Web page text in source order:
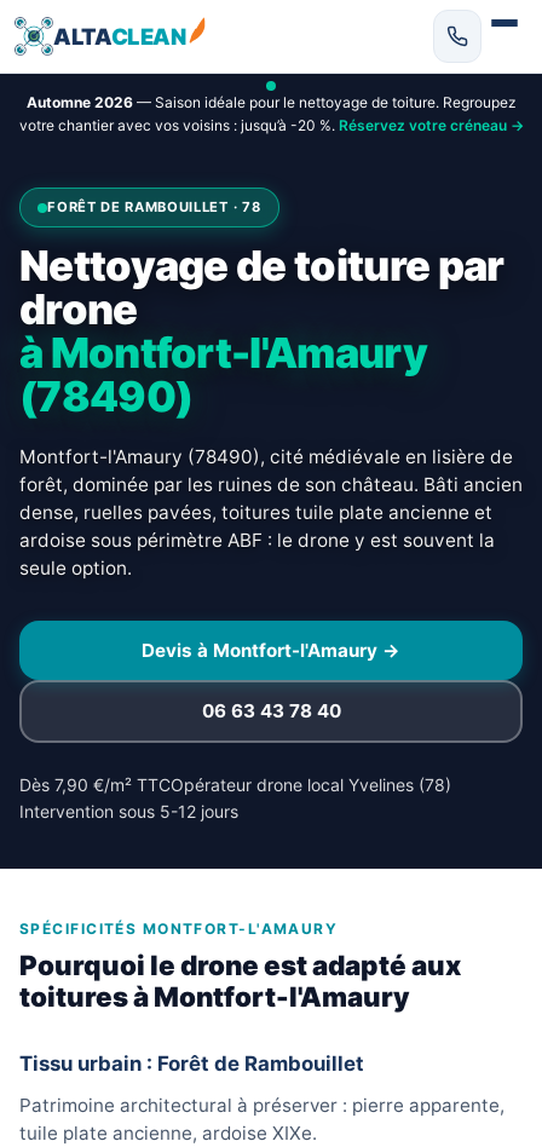
ALTACLEAN
Automne 2026— Saison idéale pour le nettoyage de toiture. Regroupez
votre chantier avec vos voisins : jusqu’à -20 %. Réservez votre créneau →
FORÊT DE RAMBOUILLET · 78
Nettoyage de toiture par
drone
à Montfort-l'Amaury
(78490)
Montfort-l'Amaury (78490), cité médiévale en lisière de
forêt, dominée par les ruines de son château. Bâti ancien
dense, ruelles pavées, toitures tuile plate ancienne et
ardoise sous périmètre ABF : le drone y est souvent la
seule option.
Devis à Montfort-l'Amaury →
06 63 43 78 40
Dès 7,90 €/m² TTCOpérateur drone local Yvelines (78)
Intervention sous 5-12 jours
SPÉCIFICITÉS MONTFORT-L'AMAURY
Pourquoi le drone est adapté aux
toitures à Montfort-l'Amaury
Tissu urbain : Forêt de Rambouillet
Patrimoine architectural à préserver : pierre apparente,
tuile plate ancienne, ardoise XIXe.